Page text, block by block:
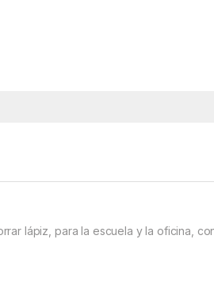
lápiz, para la escuela y la oficina,